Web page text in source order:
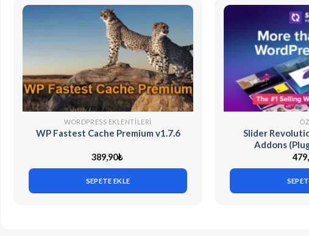
WORDPRESS EKLENTILERI
WP Fastest Cache Premium v1.7.6
389,90₺
SEPETE EKLE
Slider
Addons